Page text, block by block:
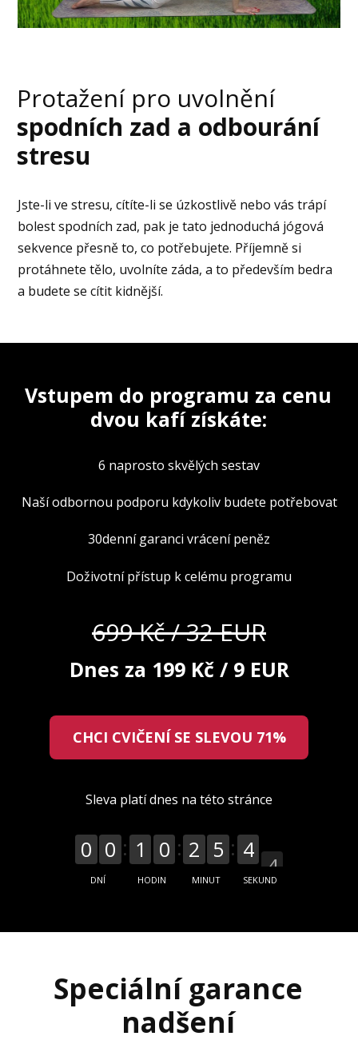
Protažení pro uvolnění
spodních zad a odbourání
stresu
Jste-li ve stresu, cítíte-li se úzkostlivě nebo vás trápí
bolest spodních zad, pak je tato jednoduchá jógová
sekvence přesně to, co potřebujete. Příjemně si
protáhnete tělo, uvolníte záda, a to především bedra
a budete se cítit kidnější.
Vstupem do programu za cenu
dvou kafí získáte:
6 naprosto skvělých sestav
Naší odbornou podporu kdykoliv budete potřebovat
30denní garanci vrácení peněz
Doživotní přístup k celému programu
699 Kč / 32 EUR
Dnes za 199 Kč / 9 EUR
CHCI CVIČENÍ SE SLEVOU 71%
Sleva platí dnes na této stránce
0 0
DNÍ
1 0
HODIN
2 5
MINUT
4 2
SEKUND
Speciální garance
nadšení